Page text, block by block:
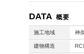
DATA 概要
施工地域 神
建物構造